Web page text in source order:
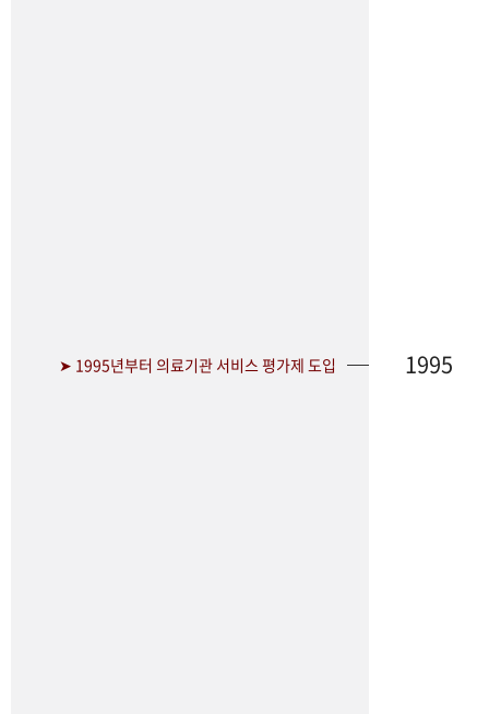
➤ 1995년부터 의료기관 서비스 평가제 도입 1995